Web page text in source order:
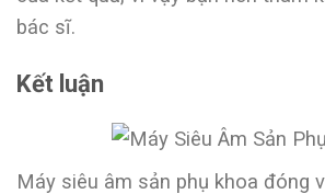
bác sĩ.
Kết luận
Máy siêu âm sản phụ khoa đóng